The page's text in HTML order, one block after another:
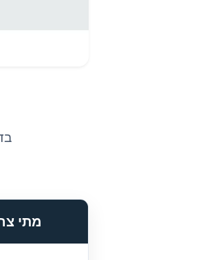
מתי